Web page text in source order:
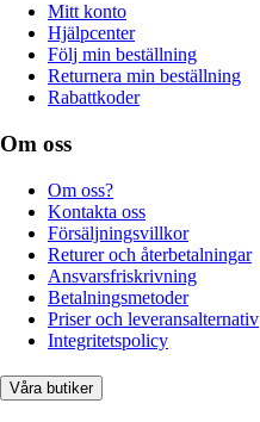
Mitt konto
Hjälpcenter
Följ min beställning
Returnera min beställning
Rabattkoder
Om oss
Om oss?
Kontakta oss
Försäljningsvillkor
Returer och återbetalningar
Ansvarsfriskrivning
Betalningsmetoder
Priser och leveransalternativ
Integritetspolicy
Våra butiker